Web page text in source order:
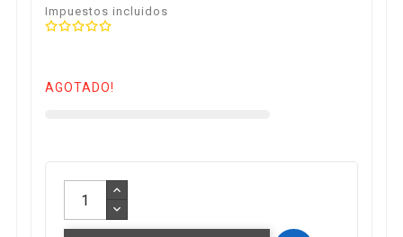
Impuestos incluidos
AGOTADO!